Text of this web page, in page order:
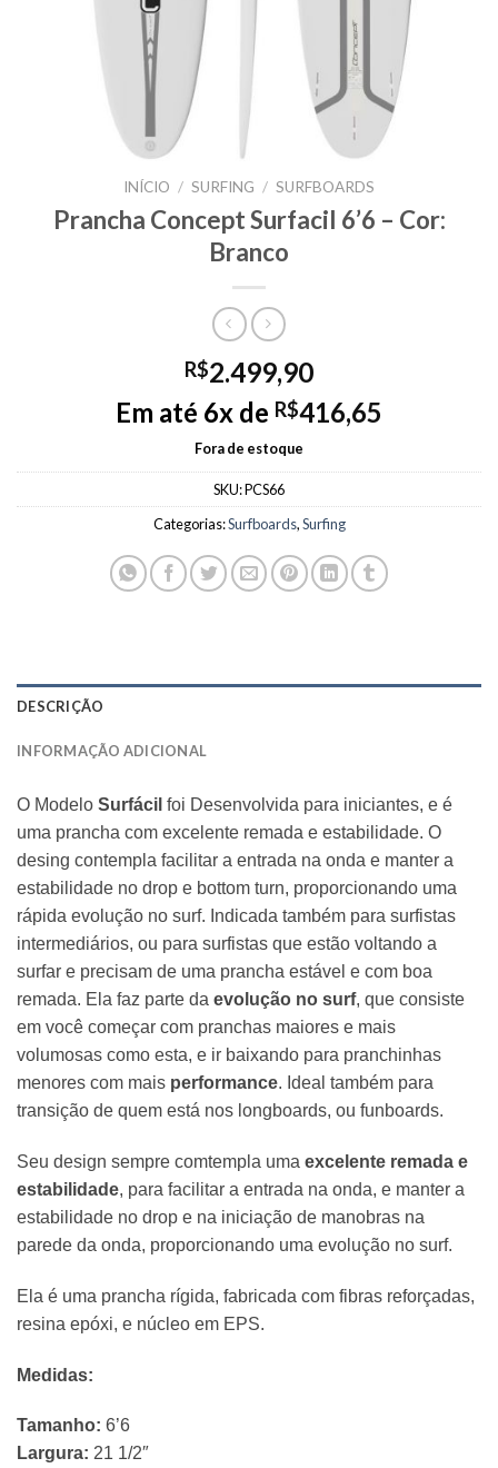
INÍCIO / SURFING / SURFBOARDS
Prancha Concept Surfacil 6’6 – Cor:
Branco
R$2.499,90
Em até 6x de R$416,65
Fora de estoque
SKU:PCS66
Categorias:Surfboards,Surfing
DESCRIÇÃO
INFORMAÇÃO ADICIONAL
O Modelo Surfácil foi Desenvolvida para iniciantes, e é
uma prancha com excelente remada e estabilidade. O
desing contempla facilitar a entrada na onda e manter a
estabilidade no drop e bottom turn, proporcionando uma
rápida evolução no surf. Indicada também para surfistas
intermediários, ou para surfistas que estão voltando a
surfar e precisam de uma prancha estável e com boa
remada. Ela faz parte da evolução no surf, que consiste
em você começar com pranchas maiores e mais
volumosas como esta, e ir baixando para pranchinhas
menores com mais performance. Ideal também para
transição de quem está nos longboards, ou funboards.
Seu design sempre comtempla uma excelente remada e
estabilidade, para facilitar a entrada na onda, e manter a
estabilidade no drop e na iniciação de manobras na
parede da onda, proporcionando uma evolução no surf.
Ela é uma prancha rígida, fabricada com fibras reforçadas,
resina epóxi, e núcleo em EPS.
Medidas:
Tamanho: 6’6
Largura: 21 1/2″